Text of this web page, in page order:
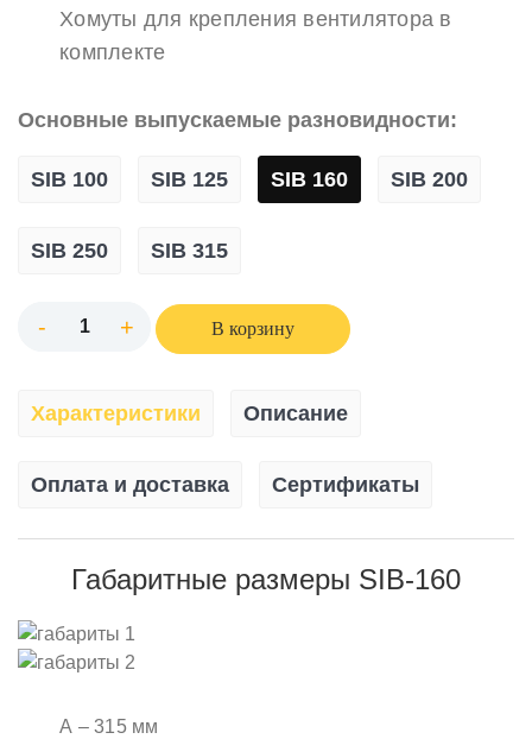
Хомуты для крепления вентилятора в
комплекте
Основные выпускаемые разновидности:
SIB 100 SIB 125 SIB 160 SIB 200
SIB 250 SIB 315
- + В корзину
Характеристики Описание
Оплата и доставка Сертификаты
Габаритные размеры SIB-160
А – 315 мм